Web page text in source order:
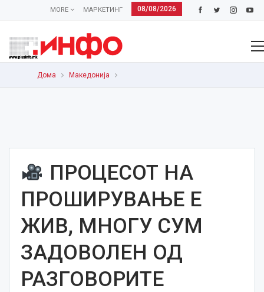
08/08/2026
МАРКЕТИНГ
MORE
Дома Македонија
ПРОЦЕСОТ НА
ПРОШИРУВАЊЕ Е
ЖИВ, МНОГУ СУМ
ЗАДОВОЛЕН ОД
РАЗГОВОРИТЕ